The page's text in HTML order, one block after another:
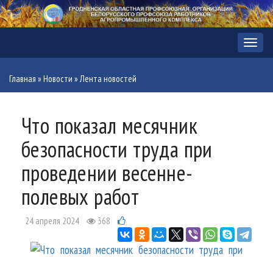
Меню
Главная »Новости »Лента новостей
Что показал месячник
безопасности труда при
проведении весенне-
полевых работ
24 апреля 2024 368